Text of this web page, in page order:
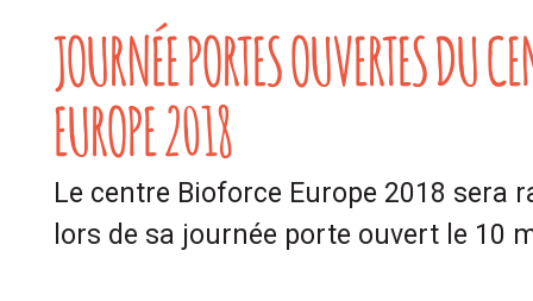
JOURNÉE PORTES OUVERTES DU
EUROPE 2018
Le centre Bioforce Europe 2018 sera
lors de sa journée porte ouvert le 10